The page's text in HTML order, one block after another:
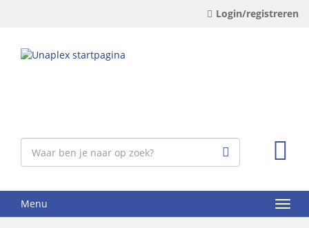
Login/registreren
Menu